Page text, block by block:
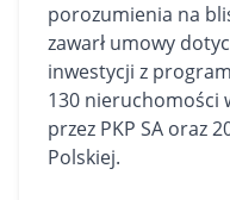
porozumienia na
zawarł umowy
inwestycji z
130 nieruchomości
przez PKP SA oraz
Polskiej.